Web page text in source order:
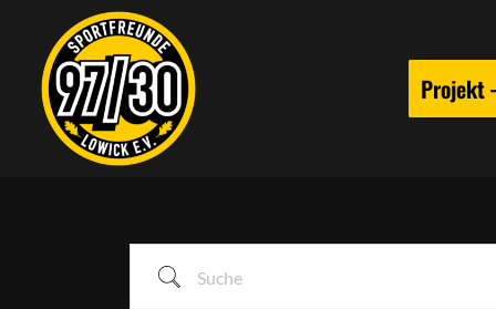
Projekt
Suche